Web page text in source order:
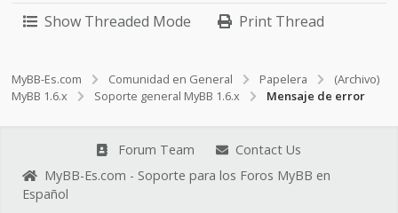
Show Threaded Mode Print Thread
MyBB-Es.com Comunidad en General Papelera
(Archivo)
MyBB 1.6.x
Soporte general MyBB 1.6.x Mensaje de error
Forum Team
Contact Us
MyBB-Es.com - Soporte para los Foros MyBB en
Español